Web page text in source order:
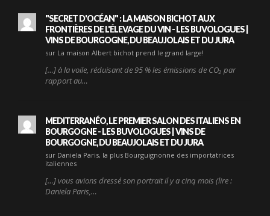
"SECRET D'OCÉAN" : LA MAISON BICHOT AUX
FRONTIÈRES DE L'ÉLEVAGE DU VIN - LES BUVOLOGUES |
VINS DE BOURGOGNE, DU BEAUJOLAIS ET DU JURA
sur La maison Albert bichot prend le grand large!
[…] à la voile, réduisant de 95 % les émissions de CO₂ par
rapport au…
MEDITERRANÉO, LE PREMIER SALON DES ITALIENS EN
BOURGOGNE - LES BUVOLOGUES | VINS DE
BOURGOGNE, DU BEAUJOLAIS ET DU JURA
sur Daniela Paris, la plus Bourguignonne des importatrices
italiennes
[…] vous avions dressé son portrait il y a cinq mois (lire :
Daniela Paris,…